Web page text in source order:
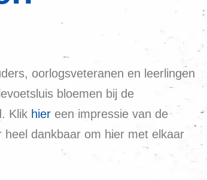
oorlogsveteranen en leerlingen
bloemen bij de
Klik hier een impressie van de
dankbaar om hier met elkaar